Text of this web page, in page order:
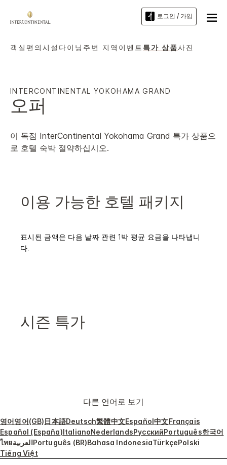
로그인 / 가입
객실 편의시설 다이닝 주변 지역 이벤트 특가 상품사진
INTERCONTINENTAL YOKOHAMA GRAND
오퍼
이 독점 InterContinental Yokohama Grand 특가 상품으
로 호텔 숙박 절약하십시오.
이용 가능한 호텔 패키지
표시된 금액은 다음 날짜 관련 1박 평균 요금을 나타냅니
다.
시즌 특가
다른 언어로 보기
영어영어(GB)日本語Deutsch繁體中文Español中文Français
Español (España)ItalianoNederlandsРусскийPortuguês한국어
ไทยالعربيةPortuguês (BR)Bahasa IndonesiaTürkçePolski
Tiếng Việt